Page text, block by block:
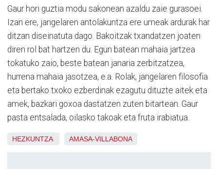
Gaur hori guztia modu sakonean azaldu zaie gurasoei.
Izan ere, jangelaren antolakuntza ere umeak ardurak har
ditzan diseinatuta dago. Bakoitzak txandatzen joaten
diren rol bat hartzen du. Egun batean mahaia jartzea
tokatuko zaio, beste batean janaria zerbitzatzea,
hurrena mahaia jasotzea, e.a. Rolak, jangelaren filosofia
eta bertako txoko ezberdinak ezagutu dituzte aitek eta
amek, bazkari goxoa dastatzen zuten bitartean. Gaur
pasta entsalada, oilasko takoak eta fruta irabiatua.
HEZKUNTZA AMASA-VILLABONA